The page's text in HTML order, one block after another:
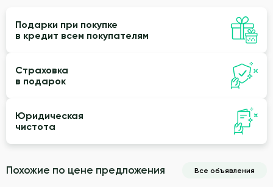
Подарки при покупке
в кредит всем покупателям
Страховка
в подарок
Юридическая
чистота
Похожие по цене предложения Все объявления